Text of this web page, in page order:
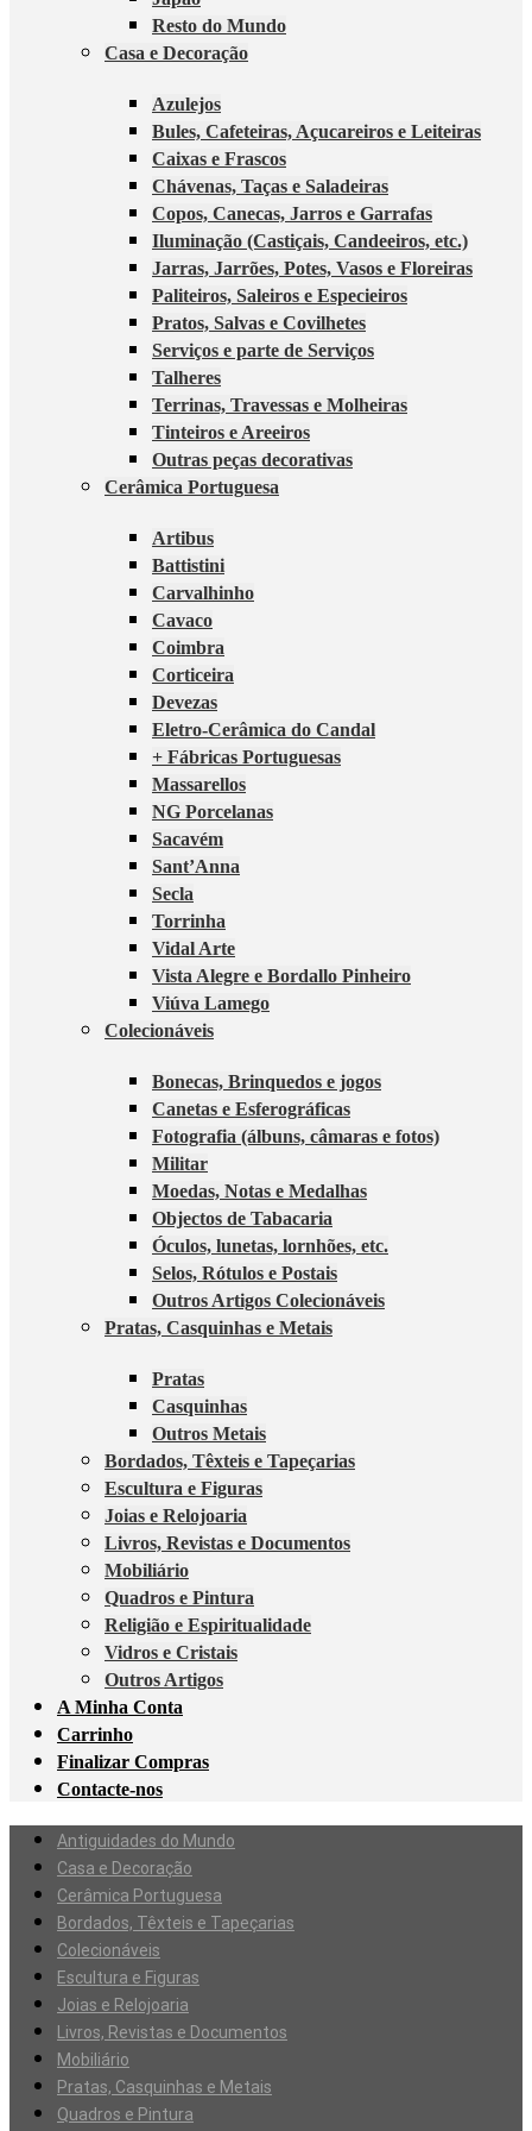
Resto do Mundo
Casa e Decoração
Azulejos
Bules, Cafeteiras, Açucareiros e Leiteiras
Caixas e Frascos
Chávenas, Taças e Saladeiras
Copos, Canecas, Jarros e Garrafas
Iluminação (Castiçais, Candeeiros, etc.)
Jarras, Jarrões, Potes, Vasos e Floreiras
Paliteiros, Saleiros e Especieiros
Pratos, Salvas e Covilhetes
Serviços e parte de Serviços
Talheres
Terrinas, Travessas e Molheiras
Tinteiros e Areeiros
Outras peças decorativas
Cerâmica Portuguesa
Artibus
Battistini
Carvalhinho
Cavaco
Coimbra
Corticeira
Devezas
Eletro-Cerâmica do Candal
+ Fábricas Portuguesas
Massarellos
NG Porcelanas
Sacavém
Sant’Anna
Secla
Torrinha
Vidal Arte
Vista Alegre e Bordallo Pinheiro
Viúva Lamego
Colecionáveis
Bonecas, Brinquedos e jogos
Canetas e Esferográficas
Fotografia (álbuns, câmaras e fotos)
Militar
Moedas, Notas e Medalhas
Objectos de Tabacaria
Óculos, lunetas, lornhões, etc.
Selos, Rótulos e Postais
Outros Artigos Colecionáveis
Pratas, Casquinhas e Metais
Pratas
Casquinhas
Outros Metais
Bordados, Têxteis e Tapeçarias
Escultura e Figuras
Joias e Relojoaria
Livros, Revistas e Documentos
Mobiliário
Quadros e Pintura
Religião e Espiritualidade
Vidros e Cristais
Outros Artigos
A Minha Conta
Carrinho
Finalizar Compras
Contacte-nos
Antiguidades do Mundo
Casa e Decoração
Cerâmica Portuguesa
Bordados, Têxteis e Tapeçarias
Colecionáveis
Escultura e Figuras
Joias e Relojoaria
Livros, Revistas e Documentos
Mobiliário
Pratas, Casquinhas e Metais
Quadros e Pintura